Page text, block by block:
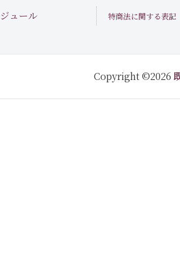
ュール 特商法に関する表記
Copyright ©2026